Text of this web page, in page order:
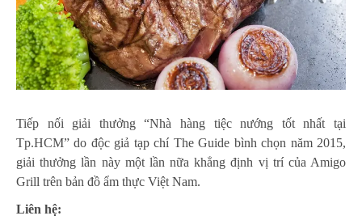
Tiếp nối giải thưởng “Nhà hàng tiệc nướng tốt nhất tại
Tp.HCM” do độc giả tạp chí The Guide bình chọn năm 2015,
giải thưởng lần này một lần nữa khẳng định vị trí của Amigo
Grill trên bản đồ ẩm thực Việt Nam.
Liên hệ: